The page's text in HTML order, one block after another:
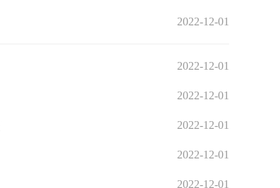
2022-12-01
2022-12-01
2022-12-01
2022-12-01
2022-12-01
2022-12-01